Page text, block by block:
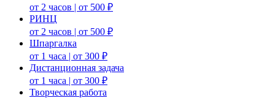
от 2 часов | от 500 ₽
РИНЦ
от 2 часов | от 500 ₽
Шпаргалка
от 1 часа | от 300 ₽
Дистанционная задача
от 1 часа | от 300 ₽
Творческая работа